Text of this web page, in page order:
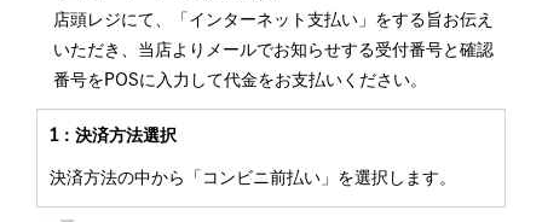
店頭レジにて、「インターネット支払い」をする旨お伝え
いただき、当店よりメールでお知らせする受付番号と確認
番号をPOSに入力して代金をお支払いください。
1：決済方法選択
決済方法の中から「コンビニ前払い」を選択します。